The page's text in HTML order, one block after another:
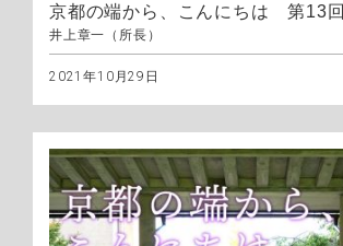
京都の端から、こんにちは 第13回
井上章一（所長）
2021年10月29日